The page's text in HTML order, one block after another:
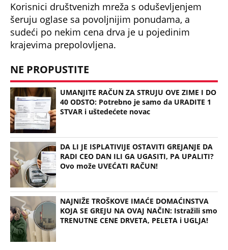
Korisnici društvenizh mreža s oduševljenjem
šeruju oglase sa povoljnijim ponudama, a
sudeći po nekim cena drva je u pojedinim
krajevima prepolovljena.
NE PROPUSTITE
UMANJITE RAČUN ZA STRUJU OVE ZIME I DO
40 ODSTO: Potrebno je samo da URADITE 1
STVAR i uštedećete novac
DA LI JE ISPLATIVIJE OSTAVITI GREJANJE DA
RADI CEO DAN ILI GA UGASITI, PA UPALITI?
Ovo može UVEĆATI RAČUN!
NAJNIŽE TROŠKOVE IMAĆE DOMAĆINSTVA
KOJA SE GREJU NA OVAJ NAČIN: Istražili smo
TRENUTNE CENE DRVETA, PELETA i UGLJA!